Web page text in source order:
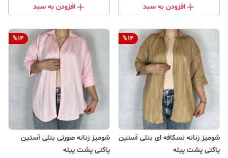
افزودن به سبد افزودن به سبد
%14
شومیز زنانه نسکافه ای بنلی آستین
پاکتی پشت پیله
%14
شومیز زنانه صورتی بنلی آستین
پاکتی پشت پیله